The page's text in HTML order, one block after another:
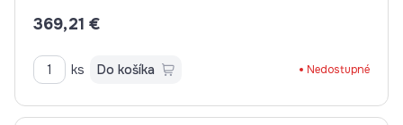
SIEŤ. PREVÁDZKA BEZ VÝP.
369,21 €
ks Do košíka Nedostupné